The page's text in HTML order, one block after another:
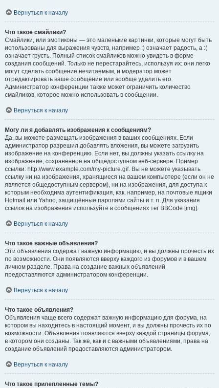
Вернуться к началу
Что такое смайлики?
Смайлики, или эмотиконы — это маленькие картинки, которые могут быть
использованы для выражения чувств, например :) означает радость, а :(
означает грусть. Полный список смайликов можно увидеть в форме
создания сообщений. Только не перестарайтесь, используя их: они легко
могут сделать сообщение нечитаемым, и модератор может
отредактировать ваше сообщение или вообще удалить его.
Администратор конференции также может ограничить количество
смайликов, которое можно использовать в сообщении.
Вернуться к началу
Могу ли я добавлять изображения к сообщениям?
Да, вы можете размещать изображения в ваших сообщениях. Если
администратор разрешил добавлять вложения, вы можете загрузить
изображение на конференцию. Если нет, вы должны указать ссылку на
изображение, сохранённое на общедоступном веб-сервере. Пример
ссылки: http://www.example.com/my-picture.gif. Вы не можете указывать
ссылку ни на изображения, хранящиеся на вашем компьютере (если он не
является общедоступным сервером), ни на изображения, для доступа к
которым необходима аутентификация, как, например, на почтовые ящики
Hotmail или Yahoo, защищённые паролями сайты и т. п. Для указания
ссылок на изображения используйте в сообщениях тег BBCode [img].
Вернуться к началу
Что такое важные объявления?
Эти объявления содержат важную информацию, и вы должны прочесть их
по возможности. Они появляются вверху каждого из форумов и в вашем
личном разделе. Права на создание важных объявлений
предоставляются администратором конференции.
Вернуться к началу
Что такое объявления?
Объявления чаще всего содержат важную информацию для форума, на
котором вы находитесь в настоящий момент, и вы должны прочесть их по
возможности. Объявления появляются вверху каждой страницы форума,
в котором они созданы. Так же, как и с важными объявлениями, права на
создание объявлений предоставляются администратором.
Вернуться к началу
Что такое прилепленные темы?